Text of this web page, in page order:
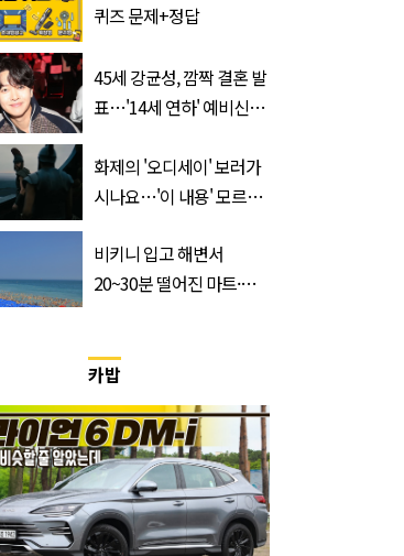
퀴즈 문제+정답
45세 강균성, 깜짝 결혼 발
표…'14세 연하' 예비신부
화제의 '오디세이' 보러가
시나요…'이 내용' 모르고
비키니 입고 해변서
20~30분 떨어진 마트·주
카밥